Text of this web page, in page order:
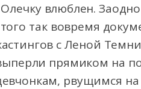
влюблен.
так вовремя
с Леной
прямиком на
рвущимся